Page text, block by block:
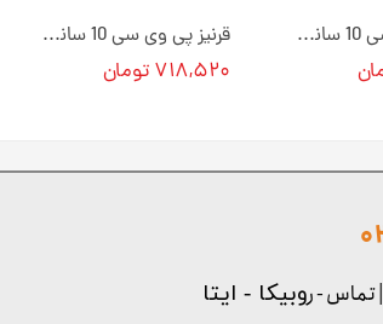
قرنیز پی وی سی 10 سانتی متری طرح مرمر کرم روشن کد 1024 [انبار تهران]
۷۱۸,۵۲۰ تومان
قرنیز پی وی سی 10 سانتی متری رنگ نقره ای ساده کد 1025 [انبار تهران]
| تماس - روبیکا - ایتا